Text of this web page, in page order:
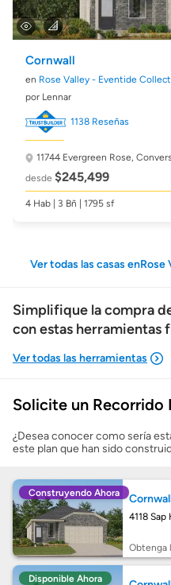
Cornwall
en Rose Valley - Eventide
por Lennar
1138 Reseñas
11744 Evergreen Rose,
desde $245,499
4 Hab | 3 Bñ | 1795 sf
Ver todas las casas
Simplifique la compra
con estas herramientas
Mostrarme lo que
Costos casa
Obtener mi
Calcular mi hipoteca
Solicite un Recorrido
¿Desea conocer como sería
este plan que han sido
Construyendo Ahora
4118 Sap
Obtenga
Disponible Ahora